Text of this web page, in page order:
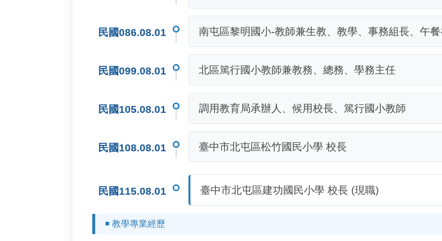
民國086.08.01 南屯區黎明國小-教師兼生教、教學、事務組長、午
民國099.08.01 北區篤行國小教師兼教務、總務、學務主任
民國105.08.01 調用教育局承辦人、候用校長、篤行國小教師
民國108.08.01 臺中市北屯區松竹國民小學 校長
民國115.08.01 臺中市北屯區建功國民小學 校長 (現職)
◾ 教學專業經歷